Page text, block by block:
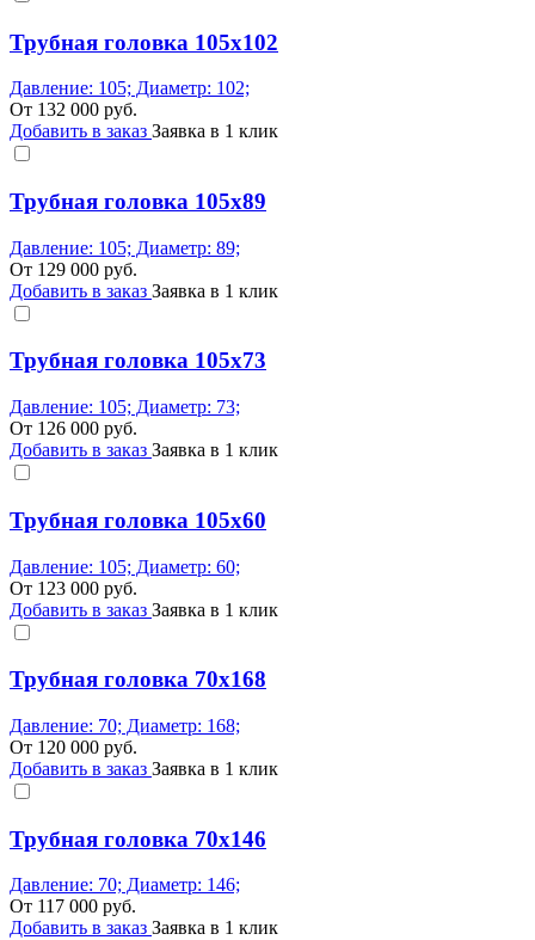
Трубная головка 105x102
Давление: 105; Диаметр: 102;
От 132 000 руб.
Добавить в заказ Заявка в 1 клик
Трубная головка 105x89
Давление: 105; Диаметр: 89;
От 129 000 руб.
Добавить в заказ Заявка в 1 клик
Трубная головка 105x73
Давление: 105; Диаметр: 73;
От 126 000 руб.
Добавить в заказ Заявка в 1 клик
Трубная головка 105x60
Давление: 105; Диаметр: 60;
От 123 000 руб.
Добавить в заказ Заявка в 1 клик
Трубная головка 70x168
Давление: 70; Диаметр: 168;
От 120 000 руб.
Добавить в заказ Заявка в 1 клик
Трубная головка 70x146
Давление: 70; Диаметр: 146;
От 117 000 руб.
Добавить в заказ Заявка в 1 клик